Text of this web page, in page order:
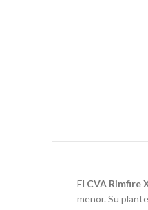
El CVA Rimfire
menor. Su